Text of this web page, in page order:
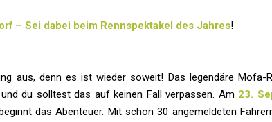
– Sei dabei beim Rennspektakel des Jahres!
aus, denn es ist wieder soweit! Das legendäre Mofa-
du solltest das auf keinen Fall verpassen. Am 23.
das Abenteuer. Mit schon 30 angemeldeten